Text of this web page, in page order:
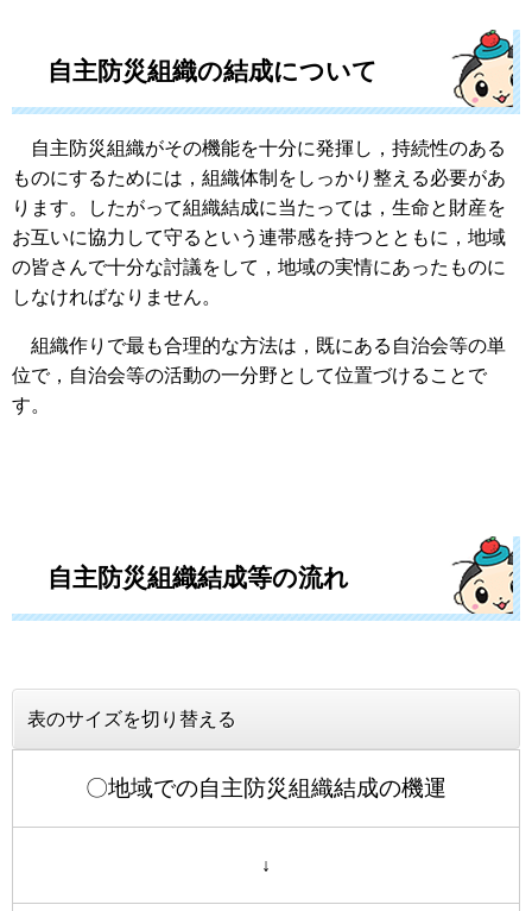
自主防災組織の結成について
自主防災組織がその機能を十分に発揮し，持続性のある
ものにするためには，組織体制をしっかり整える必要があ
ります。したがって組織結成に当たっては，生命と財産を
お互いに協力して守るという連帯感を持つとともに，地域
の皆さんで十分な討議をして，地域の実情にあったものに
しなければなりません。
組織作りで最も合理的な方法は，既にある自治会等の単
位で，自治会等の活動の一分野として位置づけることで
す。
自主防災組織結成等の流れ
表のサイズを切り替える
〇地域での自主防災組織結成の機運
↓